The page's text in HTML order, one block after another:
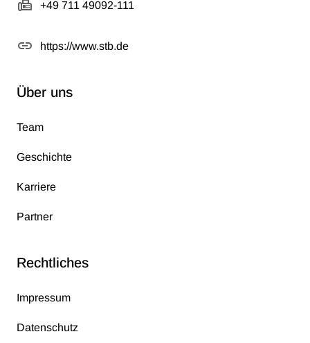
+49 711 49092-111
https://www.stb.de
Über uns
Team
Geschichte
Karriere
Partner
Rechtliches
Impressum
Datenschutz